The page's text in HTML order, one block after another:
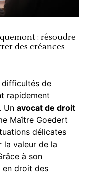
: résoudre
des créances
difficultés de
rapidement
Un avocat de droit
Maître Goedert
délicates
la valeur de la
à son
en droit des